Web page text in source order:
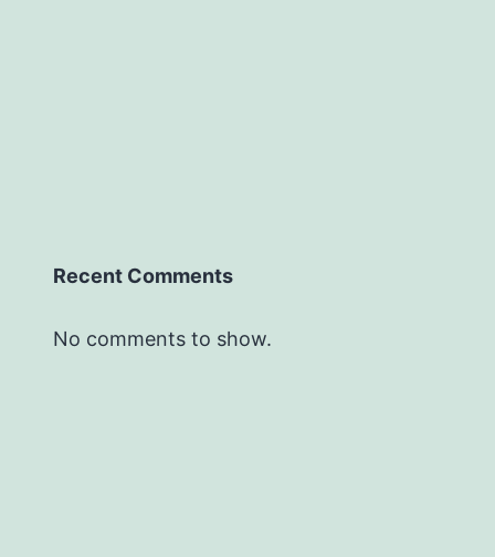
Recent Comments
No comments to show.